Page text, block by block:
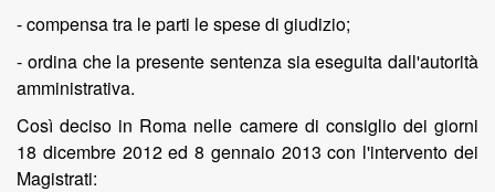
- compensa tra le parti le spese di giudizio;
- ordina che la presente sentenza sia eseguita dall'autorità
amministrativa.
Così deciso in Roma nelle camere di consiglio dei giorni
18 dicembre 2012 ed 8 gennaio 2013 con l'intervento dei
Magistrati: